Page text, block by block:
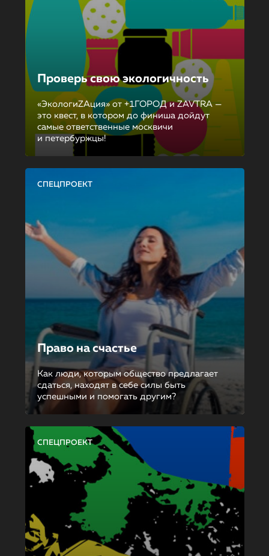
Проверь свою экологичность
«ЭкологиZAция» от +1ГОРОД и ZAVTRA —
это квест, в котором до финиша дойдут
самые ответственные москвичи
и петербуржцы!
СПЕЦПРОЕКТ
Право на счастье
Как люди, которым общество предлагает
сдаться, находят в себе силы быть
успешными и помогать другим?
СПЕЦПРОЕКТ